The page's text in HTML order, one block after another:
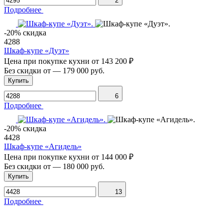
Подробнее
-20% скидка
4288
Шкаф-купе «Дуэт»
Цена при покупке кухни от 143 200 ₽
Без скидки от — 179 000 руб.
Купить
6
Подробнее
-20% скидка
4428
Шкаф-купе «Агидель»
Цена при покупке кухни от 144 000 ₽
Без скидки от — 180 000 руб.
Купить
13
Подробнее